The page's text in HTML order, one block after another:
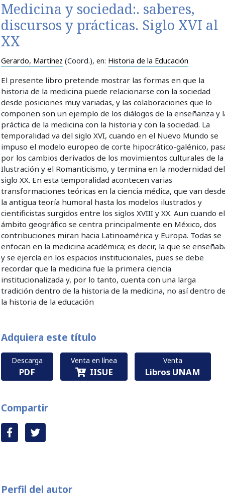
Medicina y sociedad:. saberes,
discursos y prácticas. Siglo XVI al
XX
Gerardo, Martínez (Coord.), en: Historia de la Educación
El presente libro pretende mostrar las formas en que la
historia de la medicina puede relacionarse con la sociedad
desde posiciones muy variadas, y las colaboraciones que lo
componen son un ejemplo de los diálogos de la enseñanza y
práctica de la medicina con la historia y con la sociedad. La
temporalidad va del siglo XVI, cuando en el Nuevo Mundo se
impuso el modelo europeo de corte hipocrático-galénico,
por los cambios derivados de los movimientos culturales de la
Ilustración y el Romanticismo, y termina en la modernidad del
siglo XX. En esta temporalidad acontecen varias
transformaciones teóricas en la ciencia médica, que van
la antigua teoría humoral hasta los modelos ilustrados y
cientificistas surgidos entre los siglos XVIII y XX. Aun cuando el
ámbito geográfico se centra principalmente en México, dos
contribuciones miran hacia Latinoamérica y Europa. Todas se
enfocan en la medicina académica; es decir, la que se
y se ejercía en los espacios institucionales, pues se debe
recordar que la medicina fue la primera ciencia
institucionalizada y, por lo tanto, cuenta con una larga
tradición dentro de la historia de la medicina, no así dentro
la historia de la educación
Adquiera este título
Descarga
PDF
Venta en línea
IISUE
Venta
Libros UNAM
Compartir
Perfil del autor